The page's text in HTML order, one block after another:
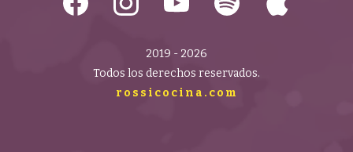
2019 - 2026
Todos los derechos reservados.
rossicocina.com